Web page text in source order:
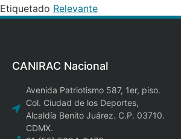
Etiquetado Relevante
CANIRAC Nacional
Avenida Patriotismo 587, 1er, piso.
Col. Ciudad de los Deportes,
Alcaldía Benito Juárez. C.P. 03710.
CDMX.